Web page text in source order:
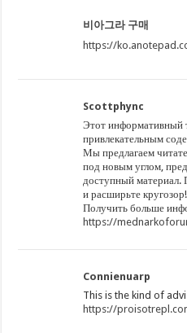
비아그라 구매
https://
Scottphync
Этот информативный
привлекательным
Мы предлагаем
под новым углом,
доступный материал.
и расширьте кругозор!
Получить больше
https://
Connienuarp
This is the kind of
https://